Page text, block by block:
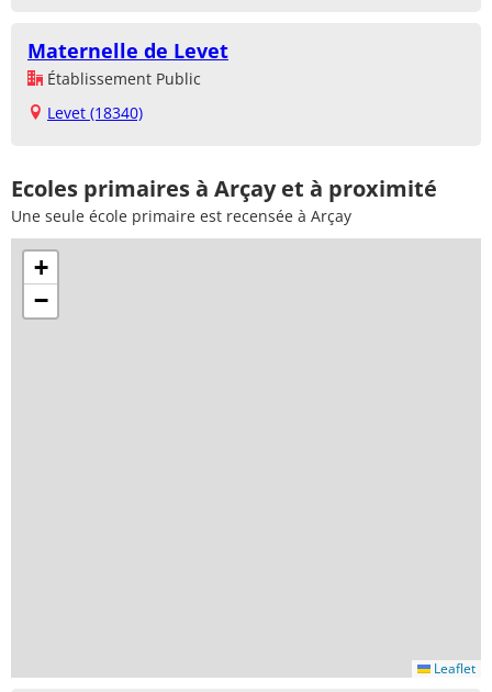
Maternelle de Levet
Établissement Public
Levet (18340)
Ecoles primaires à Arçay et à proximité
Une seule école primaire est recensée à Arçay
+
−
Leaflet